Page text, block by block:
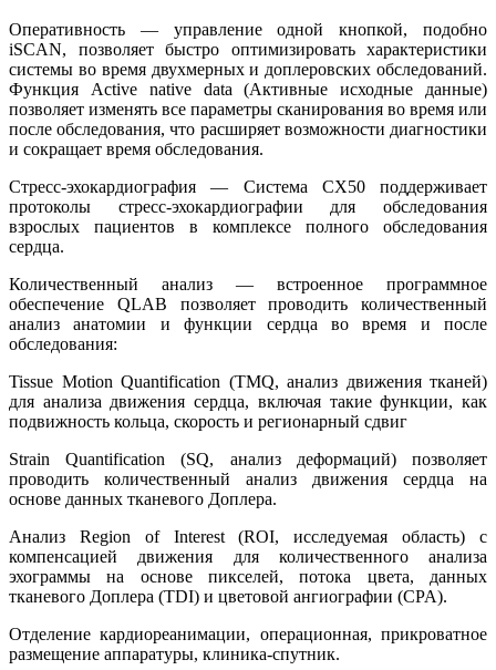
Оперативность — управление одной кнопкой, подобно
iSCAN, позволяет быстро оптимизировать характеристики
системы во время двухмерных и доплеровских обследований.
Функция Active native data (Активные исходные данные)
позволяет изменять все параметры сканирования во время или
после обследования, что расширяет возможности диагностики
и сокращает время обследования.
Стресс-эхокардиография — Система CX50 поддерживает
протоколы стресс-эхокардиографии для обследования
взрослых пациентов в комплексе полного обследования
сердца.
Количественный анализ — встроенное программное
обеспечение QLAB позволяет проводить количественный
анализ анатомии и функции сердца во время и после
обследования:
Tissue Motion Quantification (TMQ, анализ движения тканей)
для анализа движения сердца, включая такие функции, как
подвижность кольца, скорость и регионарный сдвиг
Strain Quantification (SQ, анализ деформаций) позволяет
проводить количественный анализ движения сердца на
основе данных тканевого Доплера.
Анализ Region of Interest (ROI, исследуемая область) с
компенсацией движения для количественного анализа
эхограммы на основе пикселей, потока цвета, данных
тканевого Доплера (TDI) и цветовой ангиографии (CPA).
Отделение кардиореанимации, операционная, прикроватное
размещение аппаратуры, клиника-спутник.